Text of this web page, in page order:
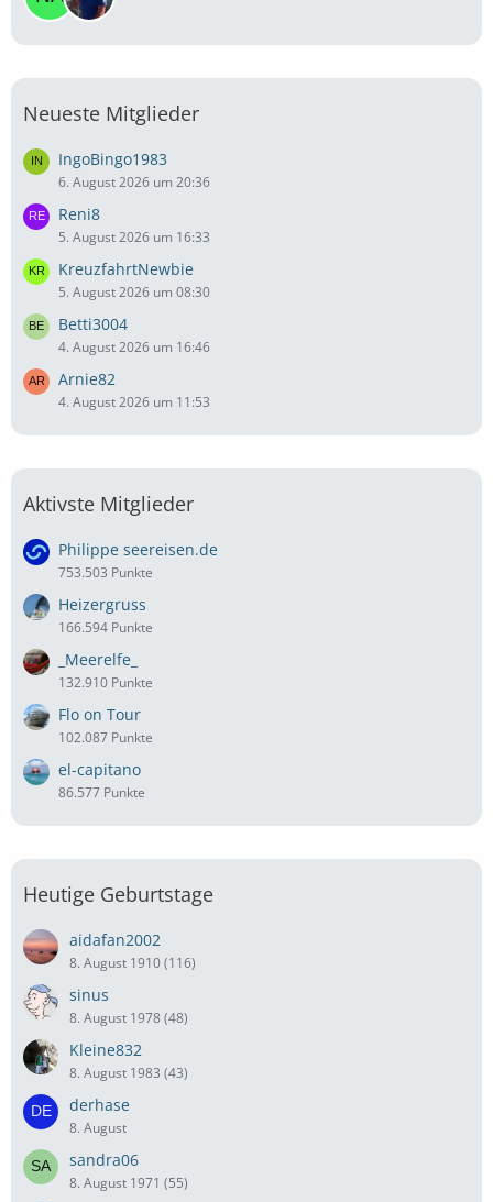
Neueste Mitglieder
IngoBingo1983
6. August 2026 um 20:36
Reni8
5. August 2026 um 16:33
KreuzfahrtNewbie
5. August 2026 um 08:30
Betti3004
4. August 2026 um 16:46
Arnie82
4. August 2026 um 11:53
Aktivste Mitglieder
Philippe seereisen.de
753.503 Punkte
Heizergruss
166.594 Punkte
_Meerelfe_
132.910 Punkte
Flo on Tour
102.087 Punkte
el-capitano
86.577 Punkte
Heutige Geburtstage
aidafan2002
8. August 1910 (116)
sinus
8. August 1978 (48)
Kleine832
8. August 1983 (43)
derhase
8. August
sandra06
8. August 1971 (55)